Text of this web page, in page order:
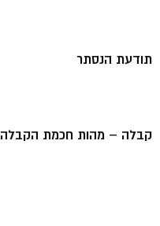
תודעת הנסתר
קבלה – מהות חכמת הקבלה